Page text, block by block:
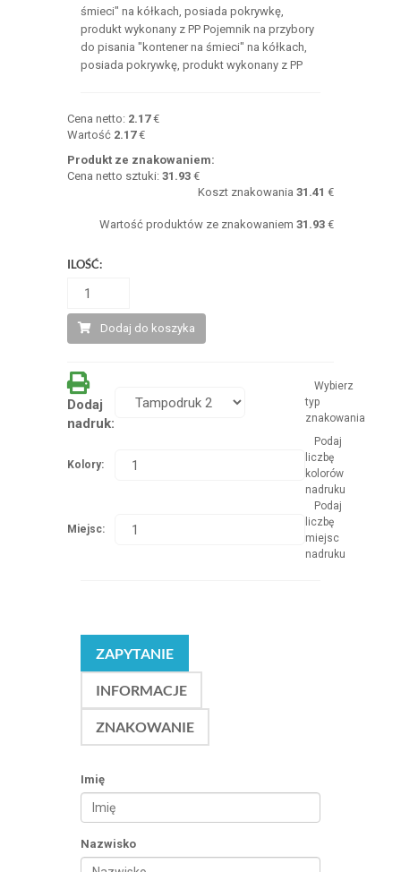
śmieci" na kółkach, posiada pokrywkę,
produkt wykonany z PP Pojemnik na przybory
do pisania "kontener na śmieci" na kółkach,
posiada pokrywkę, produkt wykonany z PP
Cena netto: 2.17€
Wartość 2.17€
Produkt ze znakowaniem:
Cena netto sztuki: 31.93€
Koszt znakowania31.41 €
Wartość produktów ze znakowaniem31.93 €
ILOŚĆ:
Dodaj do koszyka
Dodaj
nadruk:
Wybierz
typ
znakowania
Kolory:
Podaj
liczbę
kolorów
nadruku
Miejsc:
Podaj
liczbę
miejsc
nadruku
ZAPYTANIE
INFORMACJE
ZNAKOWANIE
Imię
Nazwisko